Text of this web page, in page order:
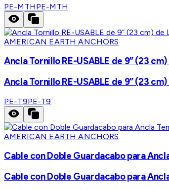
PE-MTHPE-MTH
AMERICAN EARTH ANCHORS
Ancla Tornillo RE-USABLE de 9” (23
Ancla Tornillo RE-USABLE de 9” (23
PE-T9PE-T9
AMERICAN EARTH ANCHORS
Cable con Doble Guardacabo para
Cable con Doble Guardacabo para